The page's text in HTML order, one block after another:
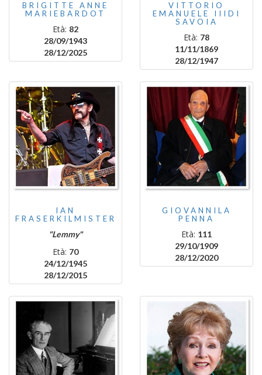
BRIGITTE ANNE
MARIEBARDOT
Età: 82
28/09/1943
28/12/2025
VITTORIO
EMANUELE IIIDI
SAVOIA
Età: 78
11/11/1869
28/12/1947
IAN
FRASERKILMISTER
"Lemmy"
Età: 70
24/12/1945
28/12/2015
GIOVANNILA
PENNA
Età: 111
29/10/1909
28/12/2020